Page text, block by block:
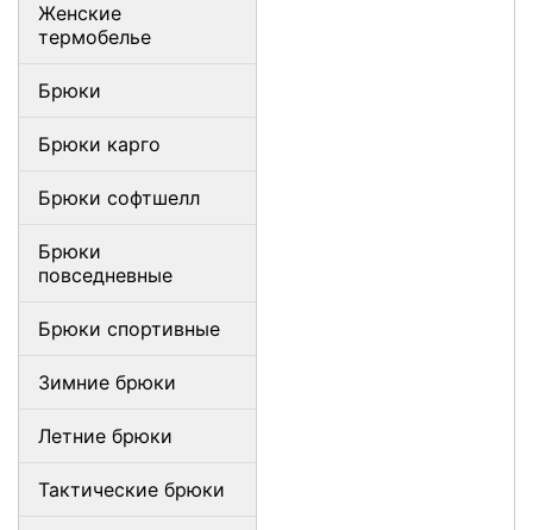
Женские
термобелье
Брюки
Брюки карго
Брюки софтшелл
Брюки
повседневные
Брюки спортивные
Зимние брюки
Летние брюки
Тактические брюки